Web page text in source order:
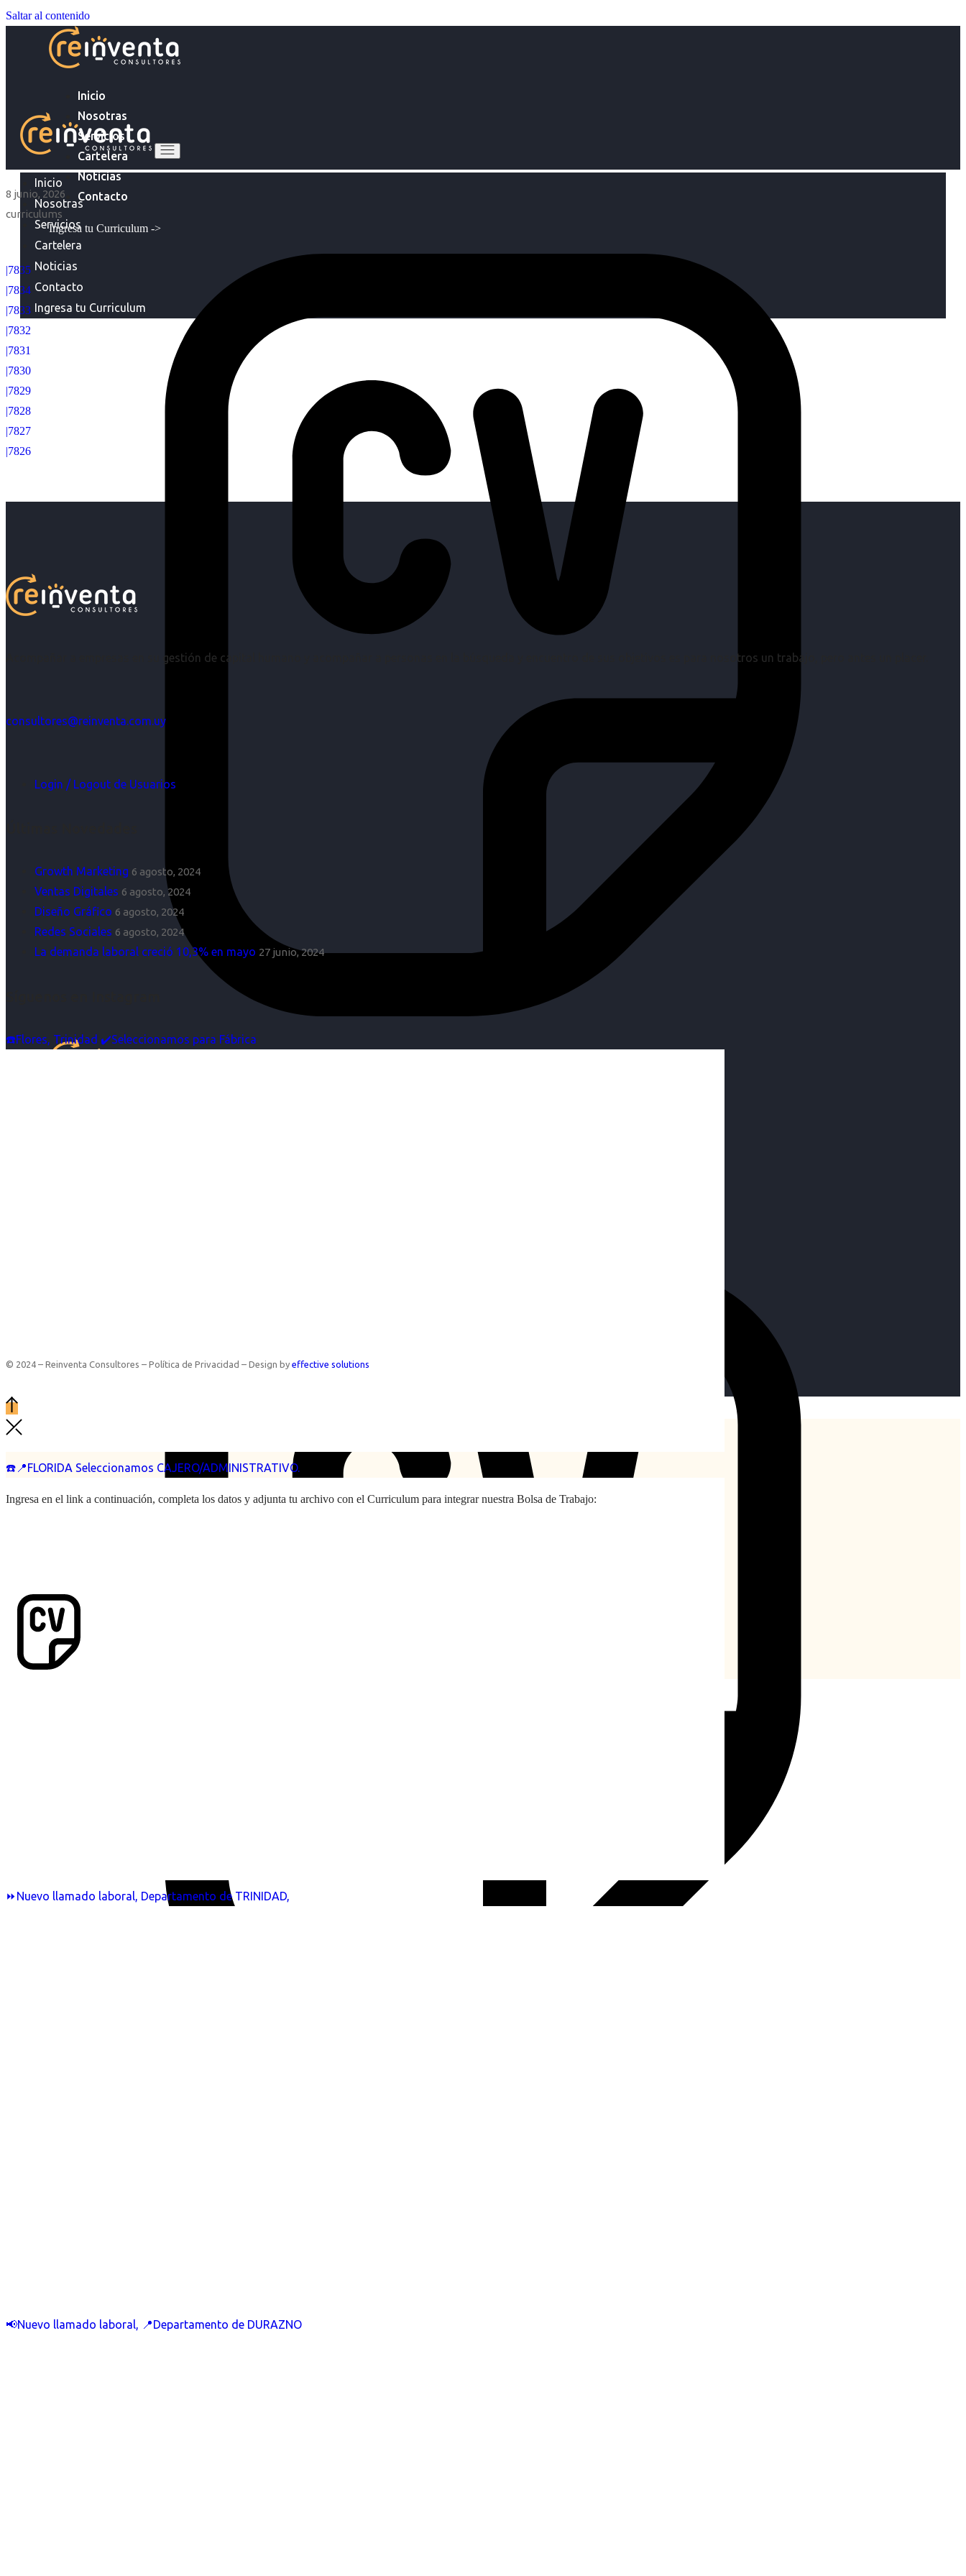
Saltar al contenido
Inicio
Nosotras
Servicios
Cartelera
Noticias
Contacto
Ingresa tu Curriculum ->
Inicio
Nosotras
Servicios
Cartelera
Noticias
Contacto
Ingresa tu Curriculum
8 junio, 2026
curriculums
|7835
|7834
|7833
|7832
|7831
|7830
|7829
|7828
|7827
|7826
Acompañar a empresas en su gestión de capital humano y acompañar a personas en la búsqueda y encuentro de sus objetivos es para nosotros un trabajo, pero antes un placer.
consultores@reinventa.com.uy
Login / Logout de Usuarios
Growth Marketing 6 agosto, 2024
Ventas Digitales 6 agosto, 2024
Diseño Gráfico 6 agosto, 2024
Redes Sociales 6 agosto, 2024
La demanda laboral creció 10,3% en mayo 27 junio, 2024
☎️Flores, Trinidad ✔️Seleccionamos para Fábrica
☎️📍FLORIDA Seleccionamos CAJERO/ADMINISTRATIVO.
⏩Nuevo llamado laboral, Departamento de TRINIDAD,
📢Nuevo llamado laboral, 📍Departamento de DURAZNO
© 2024 – Reinventa Consultores – Política de Privacidad – Design by effective solutions
Ingresa en el link a continuación, completa los datos y adjunta tu archivo con el Curriculum para integrar nuestra Bolsa de Trabajo: